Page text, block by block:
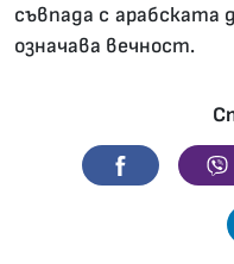
съвпада с арабската
означава вечност.
Facebook